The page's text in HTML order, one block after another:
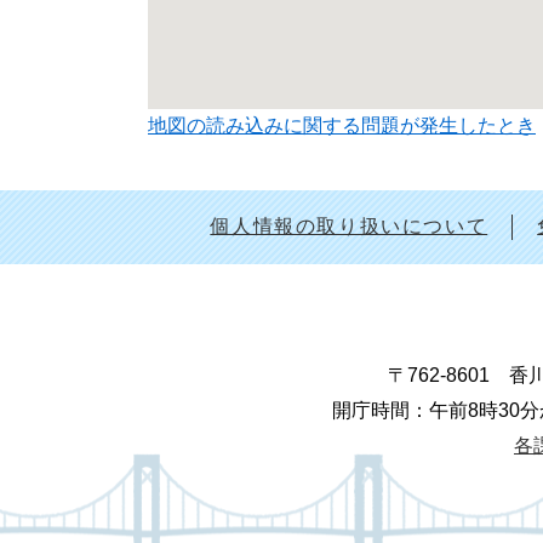
地図の読み込みに関する問題が発生したとき
個人情報の取り扱いについて
〒762-8601 香
開庁時間：午前8時30
各